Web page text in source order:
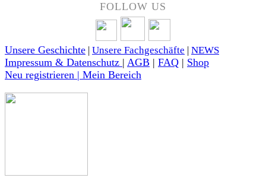
FOLLOW US
Unsere Geschichte | Unsere Fachgeschäfte | NEWS
Impressum & Datenschutz | AGB | FAQ | Shop
Neu registrieren | Mein Bereich